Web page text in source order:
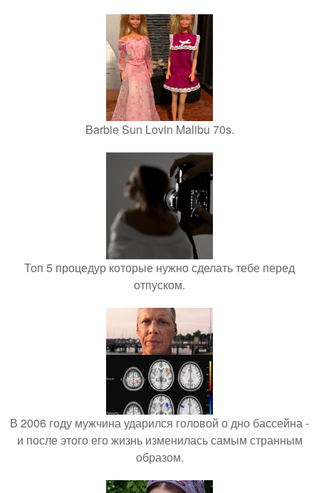
Barbie Sun Lovin Malibu 70s.
Топ 5 процедур которые нужно сделать тебе перед
отпуском.
В 2006 году мужчина ударился головой о дно бассейна -
и после этого его жизнь изменилась самым странным
образом.